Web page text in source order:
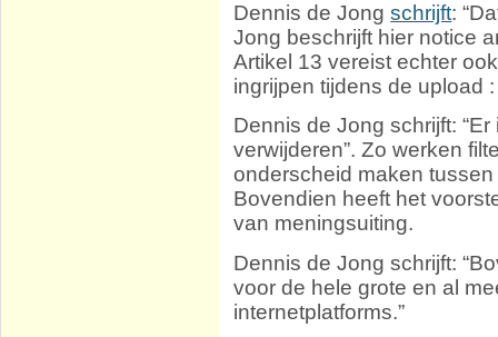
Dennis de Jongschrijft:
Jong beschrijft hier notice
Artikel 13 vereist echter
ingrijpen tijdens de upload
Dennis de Jong schrijft:
verwijderen”. Zo werken
onderscheid maken
Bovendien heeft het
van meningsuiting.
Dennis de Jong schrijft:
voor de hele grote en al
internetplatforms.”